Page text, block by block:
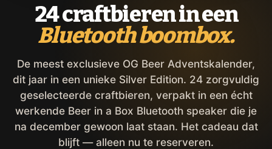
24 craftbieren in een
Bluetooth boombox.
De meest exclusieve OG Beer Adventskalender,
dit jaar in een unieke Silver Edition. 24 zorgvuldig
geselecteerde craftbieren, verpakt in een écht
werkende Beer in a Box Bluetooth speaker die je
na december gewoon laat staan. Het cadeau dat
blijft — alleen nu te reserveren.